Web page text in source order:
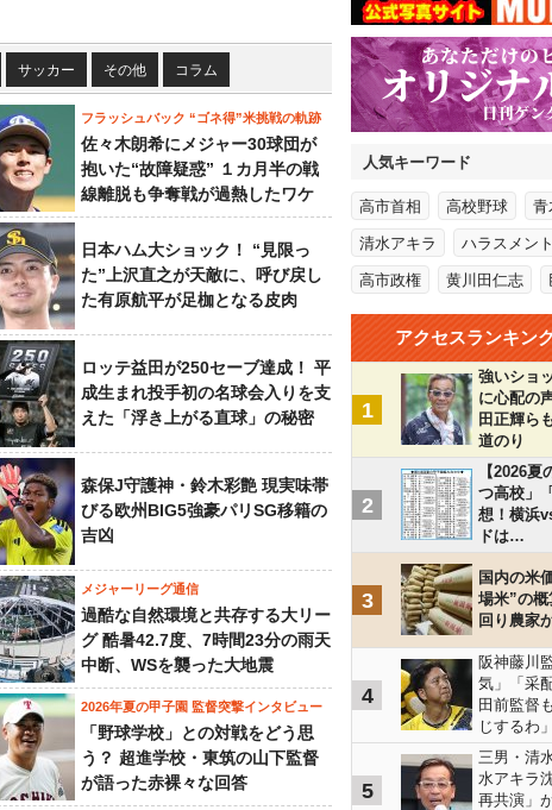
サッカー その他 コラム
フラッシュバック “ゴネ得”米挑戦の軌跡
佐々木朗希にメジャー30球団が
抱いた“故障疑惑” １カ月半の戦
線離脱も争奪戦が過熱したワケ
日本ハム大ショック！ “見限っ
た”上沢直之が天敵に、呼び戻し
た有原航平が足枷となる皮肉
ロッテ益田が250セーブ達成！ 平
成生まれ投手初の名球会入りを支
えた「浮き上がる直球」の秘密
森保J守護神・鈴木彩艶 現実味帯
びる欧州BIG5強豪パリSG移籍の
吉凶
メジャーリーグ通信
過酷な自然環境と共存する大リー
グ 酷暑42.7度、7時間23分の雨天
中断、WSを襲った大地震
2026年夏の甲子園 監督突撃インタビュー
「野球学校」との対戦をどう思
う？ 超進学校・東筑の山下監督
が語った赤裸々な回答
人気キーワード
高市首相 高校野球 青
清水アキラ ハラスメント
高市政権 黄川田仁志
アクセスランキン
1
強いショ
に心配の
田正輝ら
道のり
2
【2026
つ高校」
想！横浜
ドは…
3
国内の米
場米”の
回り農家
4
阪神藤川
気」「采
田前監督
じするわ」
5
三男・清
水アキラ
再共演」